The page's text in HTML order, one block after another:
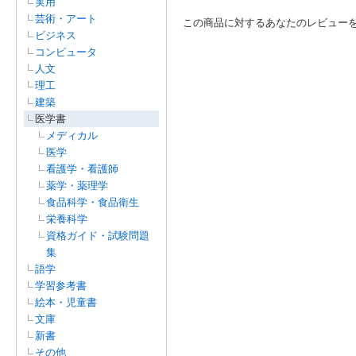
芸術・アート
ビジネス
コンピュータ
人文
理工
建築
医学書
メディカル
医学
看護学・看護師
薬学・薬理学
食品科学・食品衛生
栄養科学
資格ガイド・試験問題
集
語学
学習参考書
絵本・児童書
文庫
新書
その他
この商品に対するあなたのレビュー